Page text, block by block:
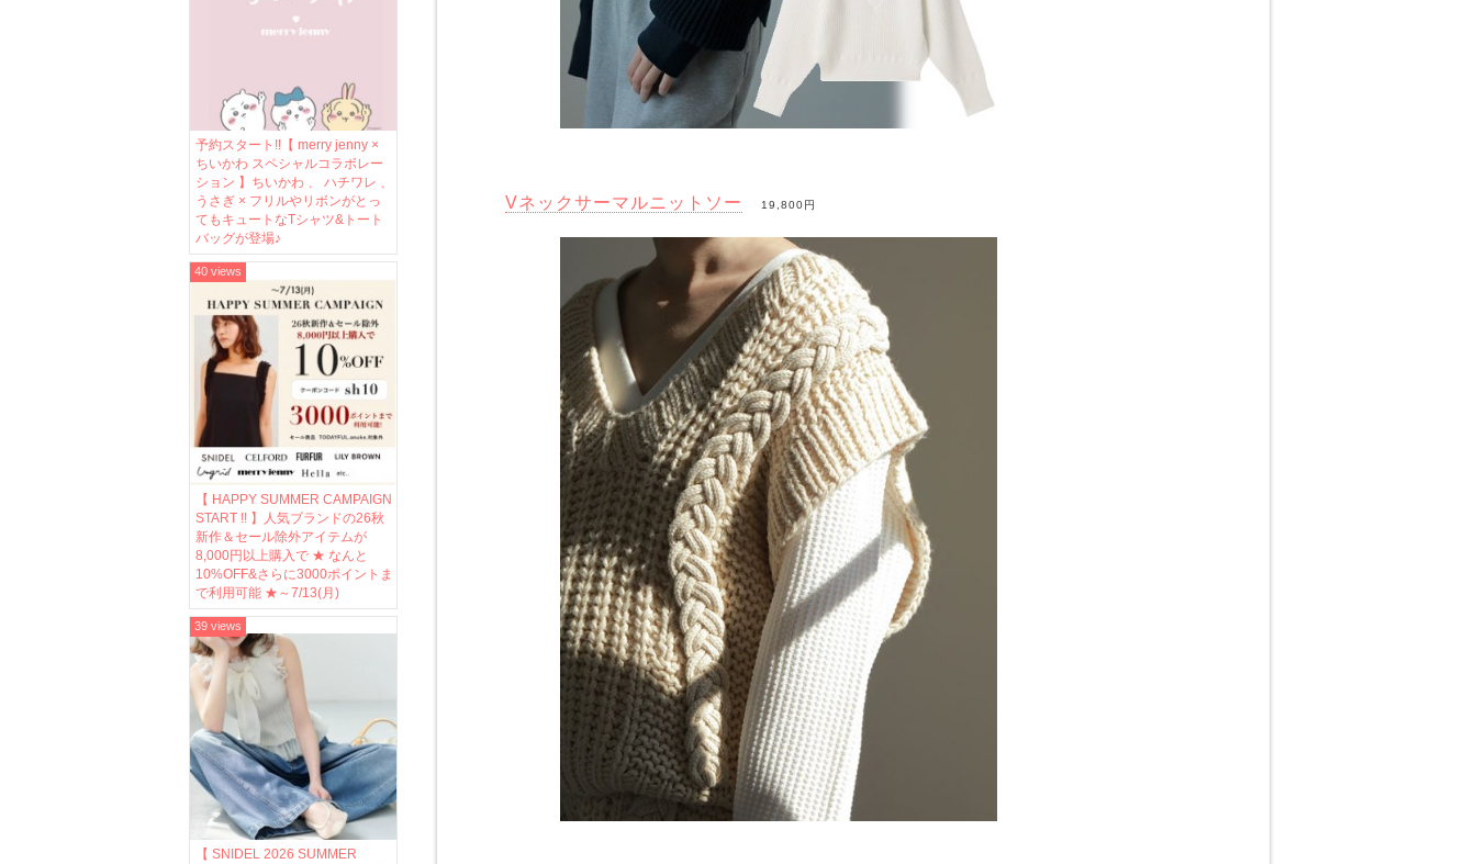
予約スタート!!【 merry jenny ×
ちいかわ スペシャルコラボレー
ション 】ちいかわ 、 ハチワレ 、
うさぎ × フリルやリボンがとっ
てもキュートなTシャツ&トート
バッグが登場♪
【 HAPPY SUMMER CAMPAIGN
START !! 】人気ブランドの26秋
新作＆セール除外アイテムが
8,000円以上購入で ★ なんと
10%OFF&さらに3000ポイントま
で利用可能 ★～7/13(月)
40 views
【 SNIDEL 2026 SUMMER
39 views
Vネックサーマルニットソー 19,800円